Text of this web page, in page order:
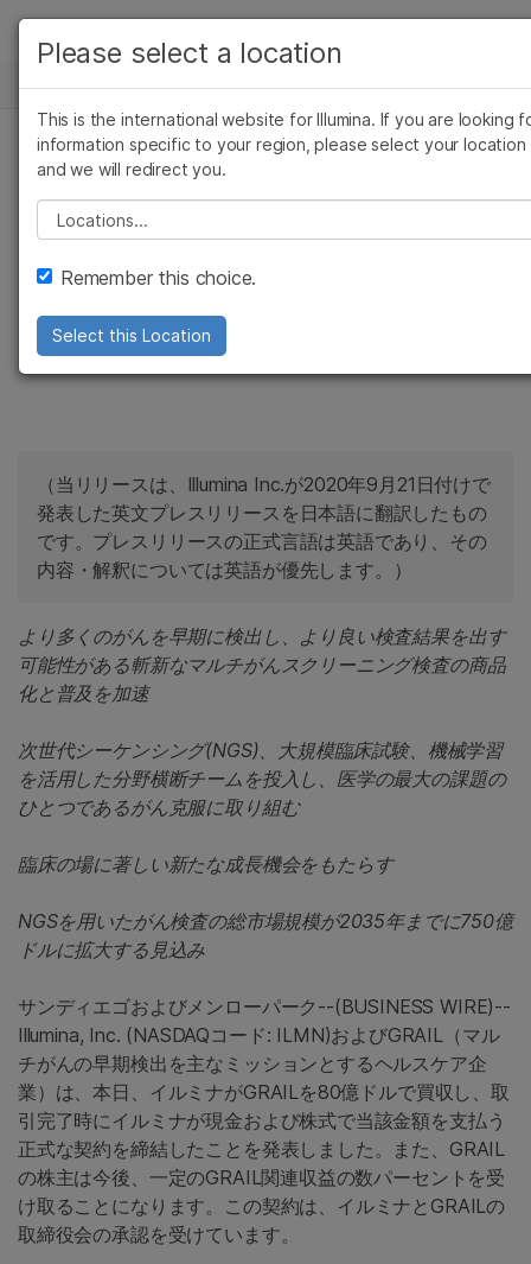
Skip to content
ソリューション
ラーニング
企業情報
サポート
お気に入りの分野を選択
ニュースセンター
プレスリリース
イルミナ、がん発見
の新時代構築に向け
て、GRAILを買収
（当リリースは、Illumina Inc.が2020年9月21日付けで
発表した英文プレスリリースを日本語に翻訳したもの
です。プレスリリースの正式言語は英語であり、その
内容・解釈については英語が優先します。）
より多くのがんを早期に検出し、より良い検査結果を出す
可能性がある斬新なマルチがんスクリーニング検査の商品
化と普及を加速
次世代シーケンシング(NGS)、大規模臨床試験、機械学習
を活用した分野横断チームを投入し、医学の最大の課題の
ひとつであるがん克服に取り組む
臨床の場に著しい新たな成長機会をもたらす
NGSを用いたがん検査の総市場規模が2035年までに750億
ドルに拡大する見込み
サンディエゴおよびメンローパーク--(BUSINESS WIRE)--
Illumina, Inc. (NASDAQコード: ILMN)およびGRAIL（マル
チがんの早期検出を主なミッションとするヘルスケア企
業）は、本日、イルミナがGRAILを80億ドルで買収し、取
引完了時にイルミナが現金および株式で当該金額を支払う
正式な契約を締結したことを発表しました。また、GRAIL
の株主は今後、一定のGRAIL関連収益の数パーセントを受
け取ることになります。この契約は、イルミナとGRAILの
取締役会の承認を受けています。
Please select a location
This is the international website for Illumina. If you are looking
information specific to your region, please select your location
and we will redirect you.
Please select a location
Remember this choice.
Select this Location
がん研究
農学研究
複雑な疾患
臨床オンコロジー
研究